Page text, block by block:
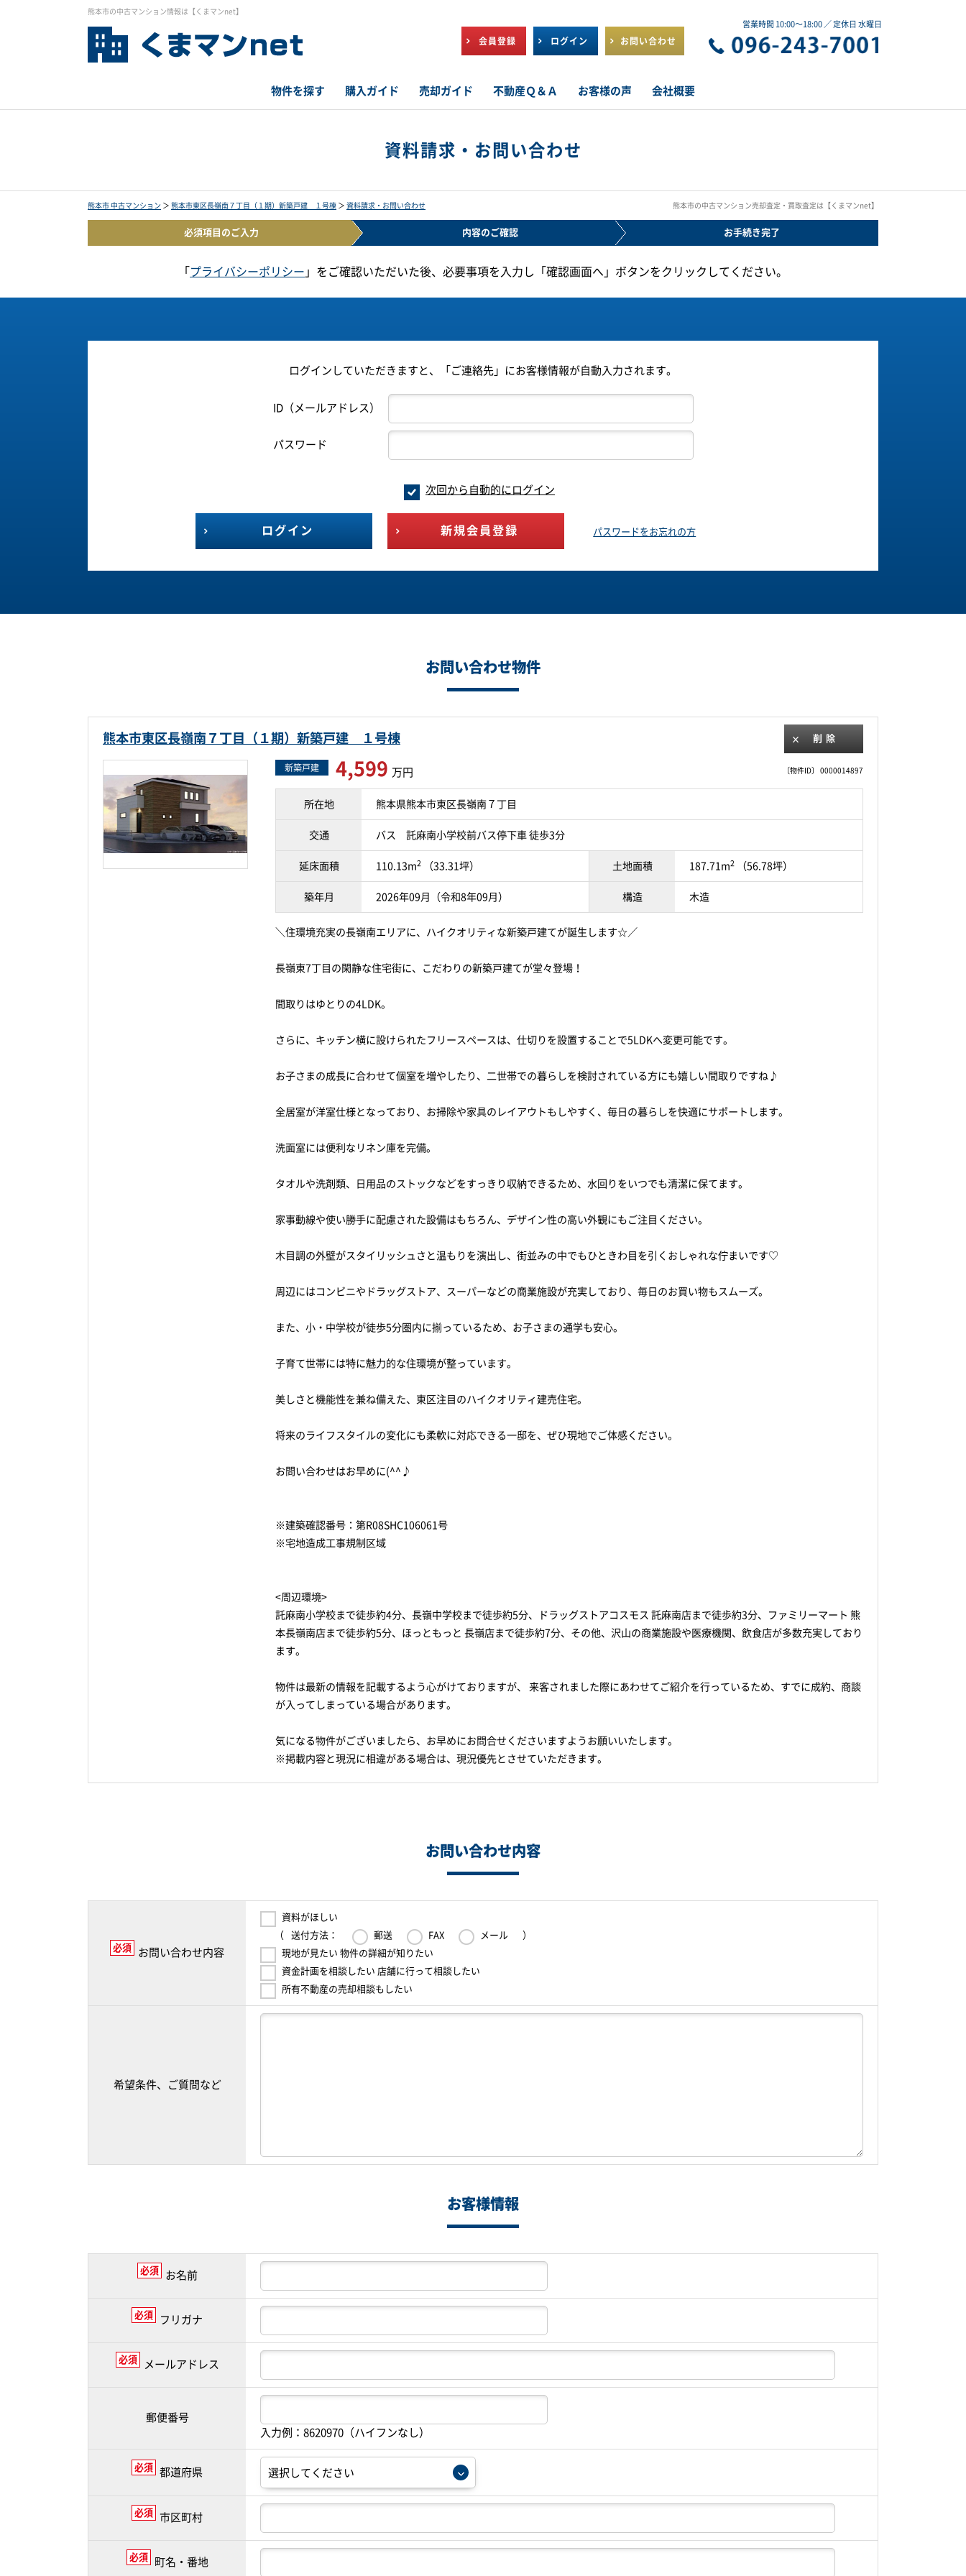
熊本市の中古マンション情報は【くまマンnet】
会員登録 ログイン お問い合わせ
営業時間 10:00～18:00 ／ 定休日 水曜日
物件を探す 購入ガイド 売却ガイド 不動産Ｑ＆Ａ お客様の声 会社概要
資料請求・お問い合わせ
熊本市 中古マンション ＞ 熊本市東区長嶺南７丁目（１期）新築戸建 １号棟 ＞ 資料請求・お問い合わせ 熊本市の中古マンション売却査定・買取査定は【くまマンnet】
必須項目のご入力 内容のご確認 お手続き完了
「 プライバシーポリシー 」をご確認いただいた後、必要事項を入力し「確認画面へ」ボタンをクリックしてください。
ログインしていただきますと、「ご連絡先」にお客様情報が自動入力されます。
ID（メールアドレス）
パスワード
次回から自動的にログイン
ログイン 新規会員登録 パスワードをお忘れの方
お問い合わせ物件
熊本市東区長嶺南７丁目（１期）新築戸建 １号棟 削除
〔物件ID〕 0000014897
新築戸建 4,599 万円
所在地 熊本県熊本市東区長嶺南７丁目
交通 バス 託麻南小学校前バス停下車 徒歩3分
延床面積 110.13m2 （33.31坪） 土地面積 187.71m2 （56.78坪）
築年月 2026年09月（令和8年09月） 構造 木造
＼住環境充実の長嶺南エリアに、ハイクオリティな新築戸建てが誕生します☆／
長嶺東7丁目の閑静な住宅街に、こだわりの新築戸建てが堂々登場！
間取りはゆとりの4LDK。
さらに、キッチン横に設けられたフリースペースは、仕切りを設置することで5LDKへ変更可能です。
お子さまの成長に合わせて個室を増やしたり、二世帯での暮らしを検討されている方にも嬉しい間取りですね♪
全居室が洋室仕様となっており、お掃除や家具のレイアウトもしやすく、毎日の暮らしを快適にサポートします。
洗面室には便利なリネン庫を完備。
タオルや洗剤類、日用品のストックなどをすっきり収納できるため、水回りをいつでも清潔に保てます。
家事動線や使い勝手に配慮された設備はもちろん、デザイン性の高い外観にもご注目ください。
木目調の外壁がスタイリッシュさと温もりを演出し、街並みの中でもひときわ目を引くおしゃれな佇まいです♡
周辺にはコンビニやドラッグストア、スーパーなどの商業施設が充実しており、毎日のお買い物もスムーズ。
また、小・中学校が徒歩5分圏内に揃っているため、お子さまの通学も安心。
子育て世帯には特に魅力的な住環境が整っています。
美しさと機能性を兼ね備えた、東区注目のハイクオリティ建売住宅。
将来のライフスタイルの変化にも柔軟に対応できる一邸を、ぜひ現地でご体感ください。
お問い合わせはお早めに(^^♪
※建築確認番号：第R08SHC106061号
※宅地造成工事規制区域
<周辺環境>
託麻南小学校まで徒歩約4分、長嶺中学校まで徒歩約5分、ドラッグストアコスモス 託麻南店まで徒歩約3分、ファミリーマート 熊
本長嶺南店まで徒歩約5分、ほっともっと 長嶺店まで徒歩約7分、その他、沢山の商業施設や医療機関、飲食店が多数充実しており
ます。
物件は最新の情報を記載するよう心がけておりますが、 来客されました際にあわせてご紹介を行っているため、すでに成約、商談
が入ってしまっている場合があります。
気になる物件がございましたら、お早めにお問合せくださいますようお願いいたします。
※掲載内容と現況に相違がある場合は、現況優先とさせていただきます。
お問い合わせ内容
必須 お問い合わせ内容
資料がほしい
（
送付方法： 郵送 FAX メール
）
現地が見たい 物件の詳細が知りたい
資金計画を相談したい 店舗に行って相談したい
所有不動産の売却相談もしたい
希望条件、ご質問など
お客様情報
必須 お名前
必須 フリガナ
必須 メールアドレス
郵便番号
入力例：8620970（ハイフンなし）
必須 都道府県
必須 市区町村
必須 町名・番地